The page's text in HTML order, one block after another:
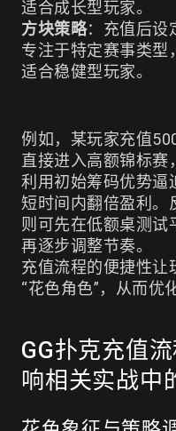
适合成长型玩家。
方块策略：充值后设
专注于特定赛事类型
适合稳健型玩家。
例如，某玩家充值
直接进入高额锦标赛，
利用初始筹码优势逼
短时间内翻倍盈利。
则可先在低额桌测试
再逐步调整节奏。
充值流程的便捷性让
“花色角色”，从而优
GG扑克充值
响相关实战中